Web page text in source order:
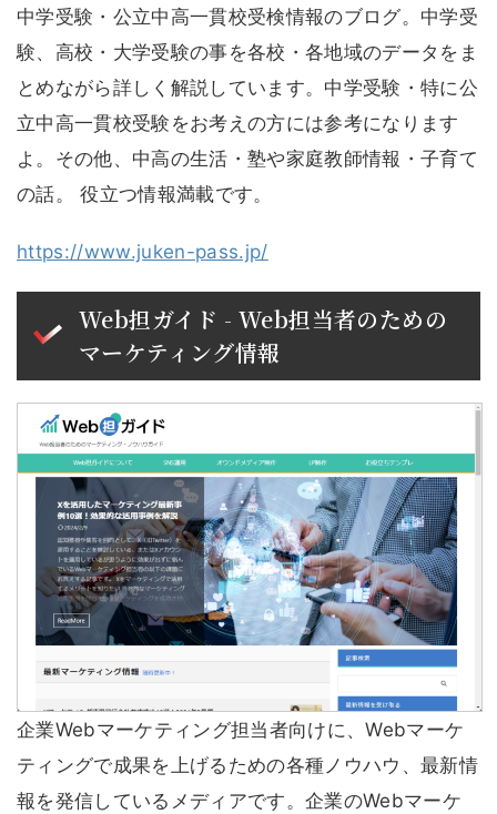
中学受験・公立中高一貫校受検情報のブログ。中学受
験、高校・大学受験の事を各校・各地域のデータをま
とめながら詳しく解説しています。中学受験・特に公
立中高一貫校受験をお考えの方には参考になります
よ。その他、中高の生活・塾や家庭教師情報・子育て
の話。 役立つ情報満載です。
https://www.juken-pass.jp/
Web担ガイド - Web担当者のための
マーケティング情報
企業Webマーケティング担当者向けに、Webマーケ
ティングで成果を上げるための各種ノウハウ、最新情
報を発信しているメディアです。企業のWebマーケ